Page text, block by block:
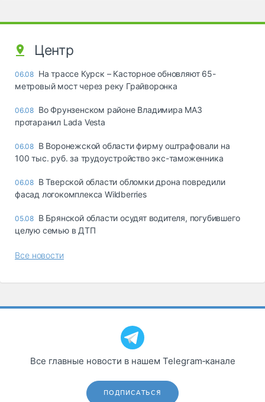
Центр
06.08 На трассе Курск – Касторное обновляют 65-
метровый мост через реку Грайворонка
06.08 Во Фрунзенском районе Владимира МАЗ
протаранил Lada Vesta
06.08 В Воронежской области фирму оштрафовали на
100 тыс. руб. за трудоустройство экс-таможенника
06.08 В Тверской области обломки дрона повредили
фасад логокомплекса Wildberries
05.08 В Брянской области осудят водителя, погубившего
целую семью в ДТП
Все новости
Все главные новости в нашем Telegram‑канале
ПОДПИСАТЬСЯ